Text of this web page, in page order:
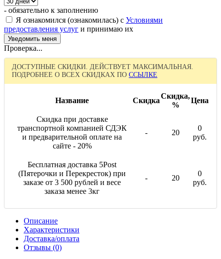
- обязательно к заполнению
Я ознакомился (ознакомилась) с Условиями
предоставления услуг и принимаю их
Проверка...
ДОСТУПНЫЕ СКИДКИ. ДЕЙСТВУЕТ МАКСИМАЛЬНАЯ.
ПОДРОБНЕЕ О ВСЕХ СКИДКАХ ПО ССЫЛКЕ
Название Скидка
Скидка,
%
Цена
Скидка при доставке
транспортной компанией СДЭК
и предварительной оплате на
сайте - 20%
- 20
0
руб.
Бесплатная доставка 5Post
(Пятерочки и Перекресток) при
заказе от 3 500 рублей и весе
заказа менее 3кг
- 20
0
руб.
Описание
Характеристики
Доставка/оплата
Отзывы (0)